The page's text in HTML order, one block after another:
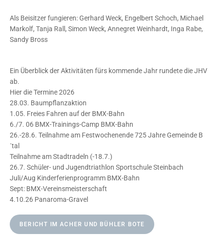
Als Beisitzer fungieren: Gerhard Weck, Engelbert Schoch, Michael
Markolf, Tanja Rall, Simon Weck, Annegret Weinhardt, Inga Rabe,
Sandy Bross
Ein Überblick der Aktivitäten fürs kommende Jahr rundete die JHV
ab.
Hier die Termine 2026
28.03. Baumpflanzaktion
1.05. Freies Fahren auf der BMX-Bahn
6./7. 06 BMX-Trainings-Camp BMX-Bahn
26.-28.6. Teilnahme am Festwochenende 725 Jahre Gemeinde B
´tal
Teilnahme am Stadtradeln (-18.7.)
26.7. Schüler- und Jugendtriathlon Sportschule Steinbach
Juli/Aug Kinderferienprogramm BMX-Bahn
Sept: BMX-Vereinsmeisterschaft
4.10.26 Panaroma-Gravel
BERICHT IM ACHER UND BÜHLER BOTE